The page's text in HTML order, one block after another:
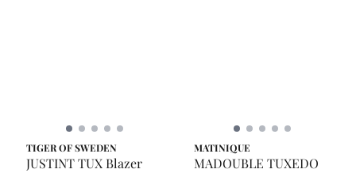
TIGER OF SWEDEN
JUSTINT TUX Blazer
MATINIQUE
MADOUBLE TUXEDO